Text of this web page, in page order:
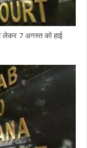
लेकर 7 अगस्त को हाई